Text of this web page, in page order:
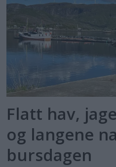
Flatt hav,
og langene
bursdagen